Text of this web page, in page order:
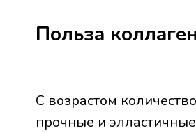
Польза
С возрастом
прочные и